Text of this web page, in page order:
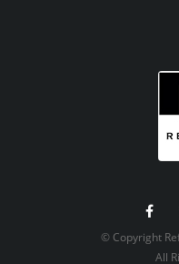
© Copyright
All